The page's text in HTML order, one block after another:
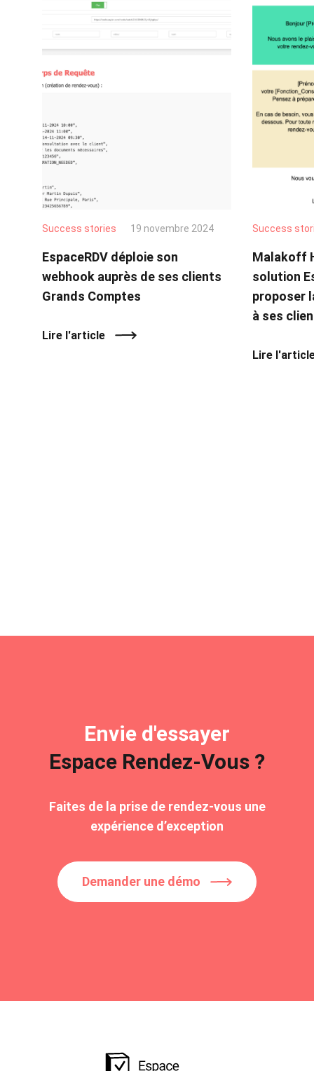
Success stories 19 novembre 2024
EspaceRDV déploie son
webhook auprès de ses clients
Grands Comptes
Lire l'article
Success
Malakoff
solution
proposer
à ses
Lire
Envie d'essayer
Espace Rendez-Vous ?
Faites de la prise de rendez-vous une
expérience d’exception
Demander une démo